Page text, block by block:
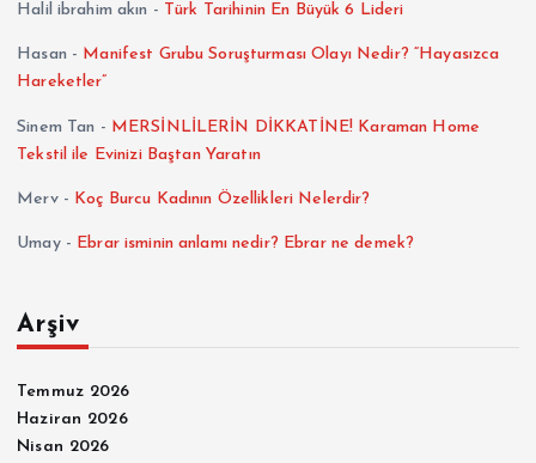
Halil ibrahim akın - Türk Tarihinin En Büyük 6 Lideri
Hasan - Manifest Grubu Soruşturması Olayı Nedir? “Hayasızca
Hareketler”
Sinem Tan - MERSİNLİLERİN DİKKATİNE! Karaman Home
Tekstil ile Evinizi Baştan Yaratın
Merv- Koç Burcu Kadının Özellikleri Nelerdir?
Umay- Ebrar isminin anlamı nedir? Ebrar ne demek?
Arşiv
Temmuz 2026
Haziran 2026
Nisan 2026